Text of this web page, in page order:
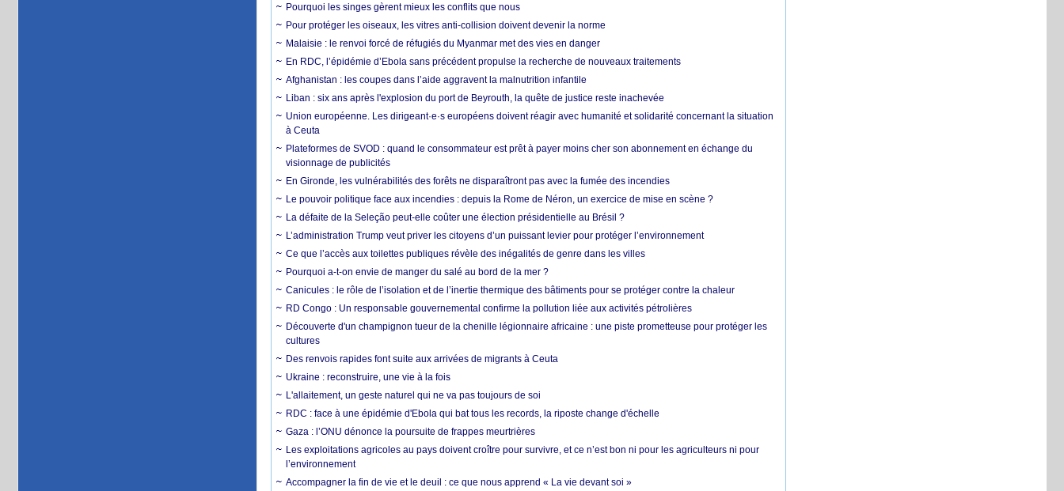
Pourquoi les singes gèrent mieux les conflits que nous
Pour protéger les oiseaux, les vitres anti-collision doivent devenir la norme
Malaisie : le renvoi forcé de réfugiés du Myanmar met des vies en danger
En RDC, l’épidémie d’Ebola sans précédent propulse la recherche de nouveaux traitements
Afghanistan : les coupes dans l’aide aggravent la malnutrition infantile
Liban : six ans après l'explosion du port de Beyrouth, la quête de justice reste inachevée
Union européenne. Les dirigeant·e·s européens doivent réagir avec humanité et solidarité concernant la situation
à Ceuta
Plateformes de SVOD : quand le consommateur est prêt à payer moins cher son abonnement en échange du
visionnage de publicités
En Gironde, les vulnérabilités des forêts ne disparaîtront pas avec la fumée des incendies
Le pouvoir politique face aux incendies : depuis la Rome de Néron, un exercice de mise en scène ?
La défaite de la Seleção peut-elle coûter une élection présidentielle au Brésil ?
L’administration Trump veut priver les citoyens d’un puissant levier pour protéger l’environnement
Ce que l’accès aux toilettes publiques révèle des inégalités de genre dans les villes
Pourquoi a-t-on envie de manger du salé au bord de la mer ?
Canicules : le rôle de l’isolation et de l’inertie thermique des bâtiments pour se protéger contre la chaleur
RD Congo : Un responsable gouvernemental confirme la pollution liée aux activités pétrolières
Découverte d'un champignon tueur de la chenille légionnaire africaine : une piste prometteuse pour protéger les
cultures
Des renvois rapides font suite aux arrivées de migrants à Ceuta
Ukraine : reconstruire, une vie à la fois
L'allaitement, un geste naturel qui ne va pas toujours de soi
RDC : face à une épidémie d'Ebola qui bat tous les records, la riposte change d'échelle
Gaza : l’ONU dénonce la poursuite de frappes meurtrières
Les exploitations agricoles au pays doivent croître pour survivre, et ce n’est bon ni pour les agriculteurs ni pour
l’environnement
Accompagner la fin de vie et le deuil : ce que nous apprend « La vie devant soi »